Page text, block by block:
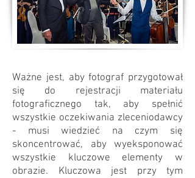
Ważne jest, aby fotograf przygotował
się do rejestracji materiału
fotograficznego tak, aby spełnić
wszystkie oczekiwania zleceniodawcy
- musi wiedzieć na czym się
skoncentrować, aby wyeksponować
wszystkie kluczowe elementy w
obrazie. Kluczowa jest przy tym